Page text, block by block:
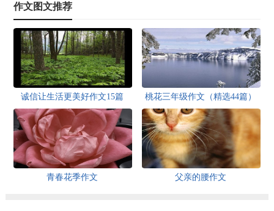
作文图文推荐
诚信让生活更美好作文15篇 桃花三年级作文（精选44篇）
青春花季作文 父亲的腰作文